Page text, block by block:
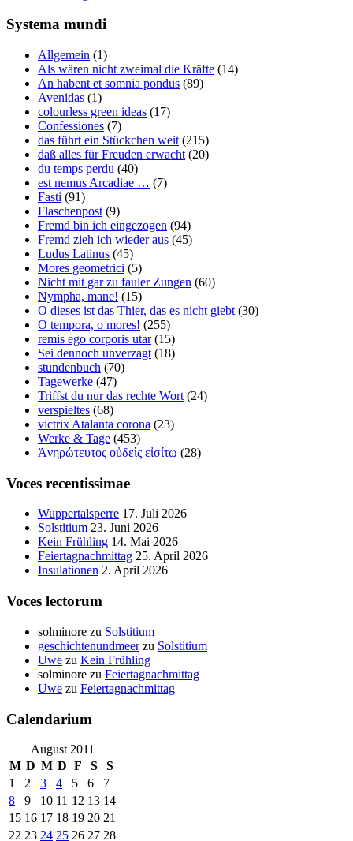
Systema mundi
Allgemein (1)
Als wären nicht zweimal die Kräfte (14)
An habent et somnia pondus (89)
Avenidas (1)
colourless green ideas (17)
Confessiones (7)
das führt ein Stückchen weit (215)
daß alles für Freuden erwacht (20)
du temps perdu (40)
est nemus Arcadiae … (7)
Fasti (91)
Flaschenpost (9)
Fremd bin ich eingezogen (94)
Fremd zieh ich wieder aus (45)
Ludus Latinus (45)
Mores geometrici (5)
Nicht mit gar zu fauler Zungen (60)
Nympha, mane! (15)
O dieses ist das Thier, das es nicht giebt (30)
O tempora, o mores! (255)
remis ego corporis utar(15)
Sei dennoch unverzagt (18)
stundenbuch (70)
Tagewerke (47)
Triffst du nur das rechte Wort (24)
verspieltes (68)
victrix Atalanta corona (23)
Werke & Tage (453)
Ἀνηρώτευτος οὐδεὶς εἰσίτω (28)
Voces recentissimae
Wuppertalsperre 17. Juli 2026
Solstitium 23. Juni 2026
Kein Frühling 14. Mai 2026
Feiertagnachmittag 25. April 2026
Insulationen 2. April 2026
Voces lectorum
solminore zu Solstitium
geschichtenundmeerzu Solstitium
Uwe zu Kein Frühling
solminore zu Feiertagnachmittag
Uwe zu Feiertagnachmittag
Calendarium
August 2011
M D M D F S
S
1
2 3 4 5 6
7
8
9 10 11 12 13 14
15 16 17 18 19 20 21
22 23 24 25 26 27 28